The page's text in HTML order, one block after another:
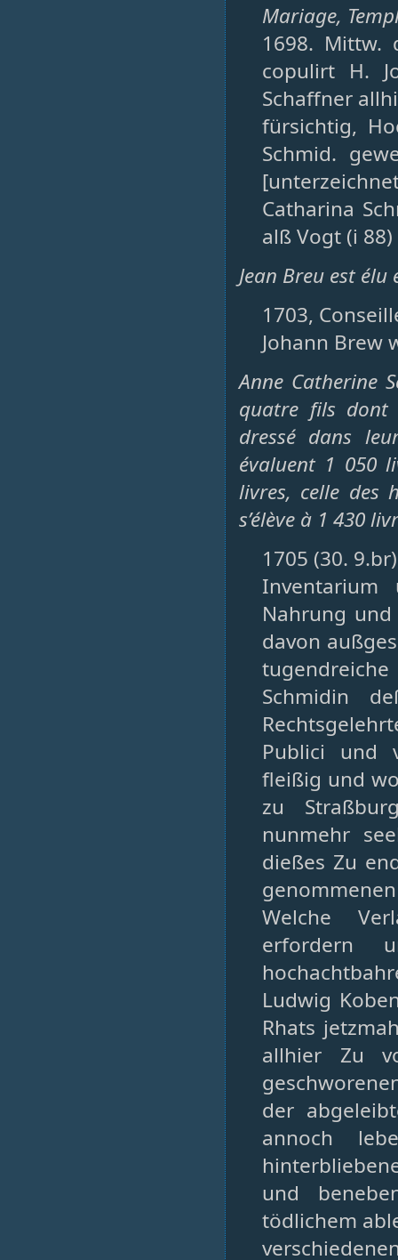
Mariage,
1698. Mittw.
copulirt H.
Schaffner
fürsichtig,
Schmid.
Catharina
alß Vogt (i 88)
Jean Breu est
1703,
Johann Brew
Anne Catherine
quatre fils dont
dressé dans
évaluent 1 050
livres, celle des
s’élève à 1 430
1705 (30.
Inventarium
Nahrung
davon
Schmidin
Publici und
fleißig und
zu
nunmehr
dießes Zu
Welche
erfordern
Ludwig
Rhats
allhier Zu
der
annoch
und
tödlichem